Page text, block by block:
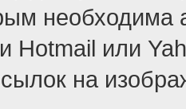
Hotmail или
на